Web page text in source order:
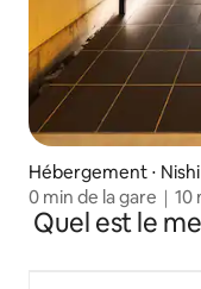
Hébergement ⋅ Nishi
0 min de la gare｜10
maison
Quel est le